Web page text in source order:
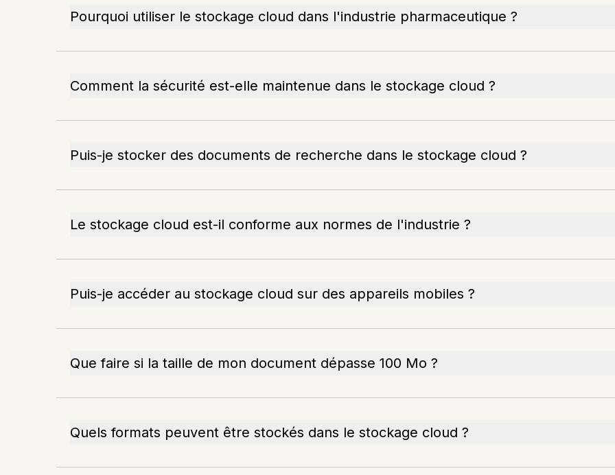
Pourquoi utiliser le stockage cloud dans l'industrie pharmaceutique ?
Comment la sécurité est-elle maintenue dans le stockage cloud ?
Puis-je stocker des documents de recherche dans le stockage cloud ?
Le stockage cloud est-il conforme aux normes de l'industrie ?
Puis-je accéder au stockage cloud sur des appareils mobiles ?
Que faire si la taille de mon document dépasse 100 Mo ?
Quels formats peuvent être stockés dans le stockage cloud ?